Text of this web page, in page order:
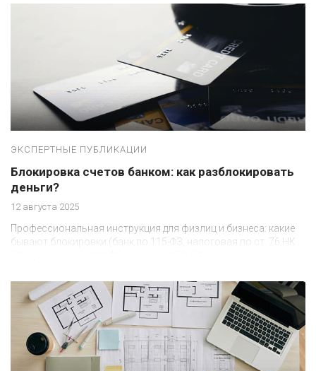
ЭКСПЕРТНЫЕ ПУБЛИКАЦИИ
Блокировка счетов банком: как разблокировать
деньги?
12 августа 2025
Профессиональная инструкция для физлиц и бизнеса: какие
бывают блокировки (банк по 115-ФЗ, налоговая по ст. 76 НК